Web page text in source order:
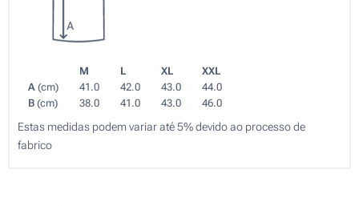
M L XL
XXL
A (cm) 41.0 42.0 43.0
44.0
B (cm) 38.0 41.0 43.0 46.0
Estas medidas podem variar até 5% devido ao processo de
fabrico